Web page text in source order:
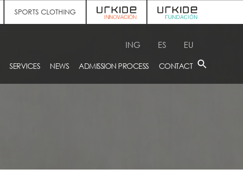
SPORTS CLOTHING
ING ES EU
SERVICES NEWS ADMISSION PROCESS CONTACT